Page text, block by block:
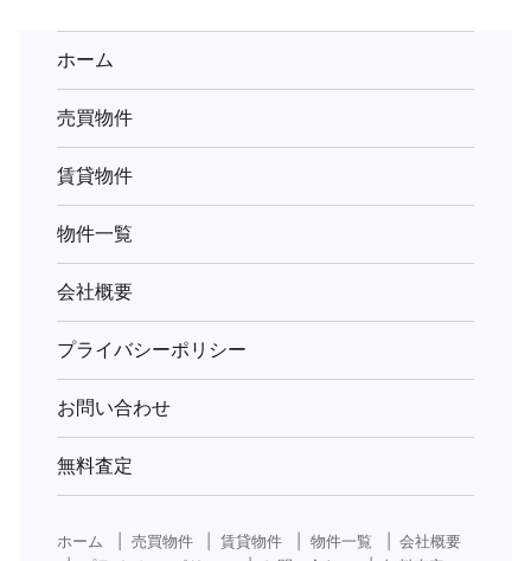
(キ
ー
ワ
ー
ド)
ホーム
売買物件
賃貸物件
物件一覧
会社概要
プライバシーポリシー
お問い合わせ
無料査定
ホーム 売買物件 賃貸物件 物件一覧
会社概要